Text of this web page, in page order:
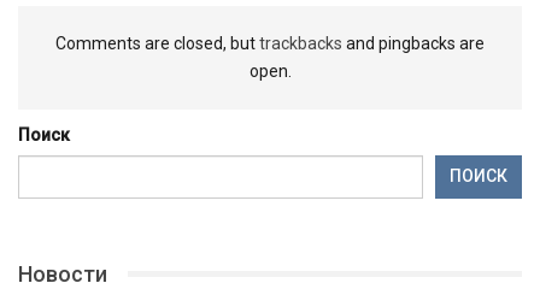
Comments are closed, buttrackbacks and pingbacks are
open.
Поиск
ПОИСК
Новости